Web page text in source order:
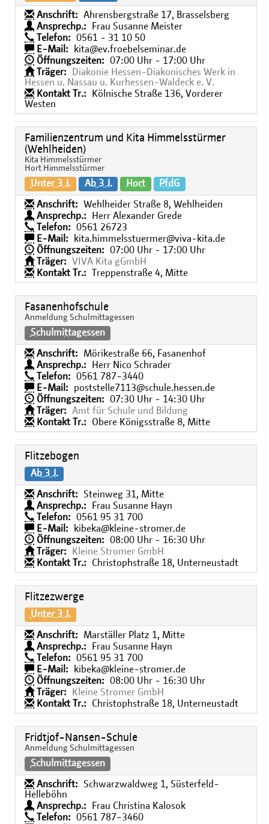
Anschrift:
Ahrensbergstraße 17, Brasselsberg
Ansprechp.:
Frau Susanne Meister
Telefon:
0561 - 31 10 50
E-Mail:
kita@ev.froebelseminar.de
Öffnungszeiten:
07:00 Uhr - 17:00 Uhr
Träger:
Diakonie Hessen-Diakonisches Werk in
Hessen u. Nassau u. Kurhessen-Waldeck e. V.
Kontakt Tr.:
Kölnische Straße 136, Vorderer
Westen
Familienzentrum und Kita Himmelsstürmer
(Wehlheiden)
Kita Himmelsstürmer
Hort Himmelsstürmer
Unter 3 J. Ab 3 J. Hort PfdG
Anschrift:
Wehlheider Straße 8, Wehlheiden
Ansprechp.:
Herr Alexander Grede
Telefon:
0561 26723
E-Mail:
kita.himmelsstuermer@viva-kita.de
Öffnungszeiten:
07:00 Uhr - 17:00 Uhr
Träger:
VIVA Kita gGmbH
Kontakt Tr.:
Treppenstraße 4, Mitte
Fasanenhofschule
Anmeldung Schulmittagessen
Schulmittagessen
Anschrift:
Mörikestraße 66, Fasanenhof
Ansprechp.:
Herr Nico Schrader
Telefon:
0561 787−3440
E-Mail:
poststelle7113@schule.hessen.de
Öffnungszeiten:
07:30 Uhr - 14:30 Uhr
Träger:
Amt für Schule und Bildung
Kontakt Tr.:
Obere Königsstraße 8, Mitte
Flitzebogen
Ab 3 J.
Anschrift:
Steinweg 31, Mitte
Ansprechp.:
Frau Susanne Hayn
Telefon:
0561 95 31 700
E-Mail:
kibeka@kleine-stromer.de
Öffnungszeiten:
08:00 Uhr - 16:30 Uhr
Träger:
Kleine Stromer GmbH
Kontakt Tr.:
Christophstraße 18, Unterneustadt
Flitzezwerge
Unter 3 J.
Anschrift:
Marställer Platz 1, Mitte
Ansprechp.:
Frau Susanne Hayn
Telefon:
0561 95 31 700
E-Mail:
kibeka@kleine-stromer.de
Öffnungszeiten:
08:00 Uhr - 16:30 Uhr
Träger:
Kleine Stromer GmbH
Kontakt Tr.:
Christophstraße 18, Unterneustadt
Fridtjof-Nansen-Schule
Anmeldung Schulmittagessen
Schulmittagessen
Anschrift:
Schwarzwaldweg 1, Süsterfeld-
Helleböhn
Ansprechp.:
Frau Christina Kalosok
Telefon:
0561 787−3460